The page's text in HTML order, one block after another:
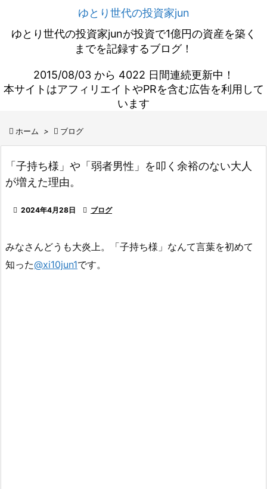
ゆとり世代の投資家jun
ゆとり世代の投資家junが投資で1億円の資産を築く
までを記録するブログ！
2015/08/03 から 4022 日間連続更新中！
本サイトはアフィリエイトやPRを含む広告を利用して
います
 ホーム >  ブログ
「子持ち様」や「弱者男性」を叩く余裕のない大人
が増えた理由。
 2024年4月28日  ブログ
みなさんどうも大炎上。「子持ち様」なんて言葉を初めて
知った@xi10jun1です。